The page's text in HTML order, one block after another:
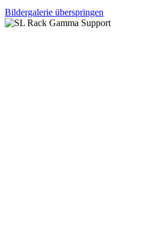
Bildergalerie überspringen